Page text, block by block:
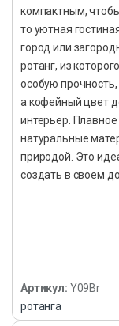
компактным,
то уютная
город или
ротанг, из
особую
а кофейный цвет
интерьер.
натуральные
природой. Это
создать в своем
Артикул: Y09Br
ротанга